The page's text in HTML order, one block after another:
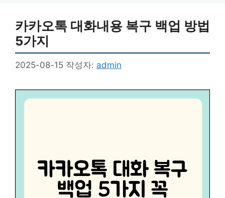
카카오톡 대화내용 복구 백업 방법
5가지
2025-08-15 작성자: admin